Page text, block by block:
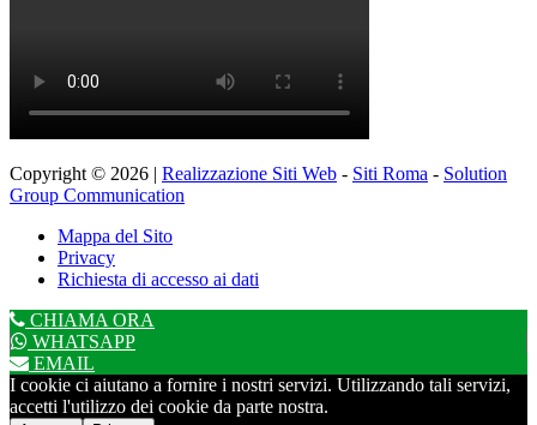
Copyright © 2026 | Realizzazione Siti Web - Siti Roma - Solution
Group Communication
Mappa del Sito
Privacy
Richiesta di accesso ai dati
CHIAMA ORA
WHATSAPP
EMAIL
I cookie ci aiutano a fornire i nostri servizi. Utilizzando tali servizi,
accetti l'utilizzo dei cookie da parte nostra.